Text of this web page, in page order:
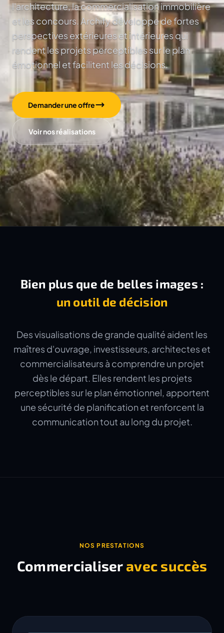
l'architecture, la commercialisation immobilière
et les concours. Archify développe de fortes
perspectives extérieures et intérieures qui
rendent les projets perceptibles sur le plan
émotionnel et facilitent les décisions.
Demander une offre
Voir nos réalisations
Bien plus que de belles images :
un outil de décision
Des visualisations de grande qualité aident les
maîtres d'ouvrage, investisseurs, architectes et
commercialisateurs à comprendre un projet
dès le départ. Elles rendent les projets
perceptibles sur le plan émotionnel, apportent
une sécurité de planification et renforcent la
communication tout au long du projet.
NOS PRESTATIONS
Commercialiser avec succès